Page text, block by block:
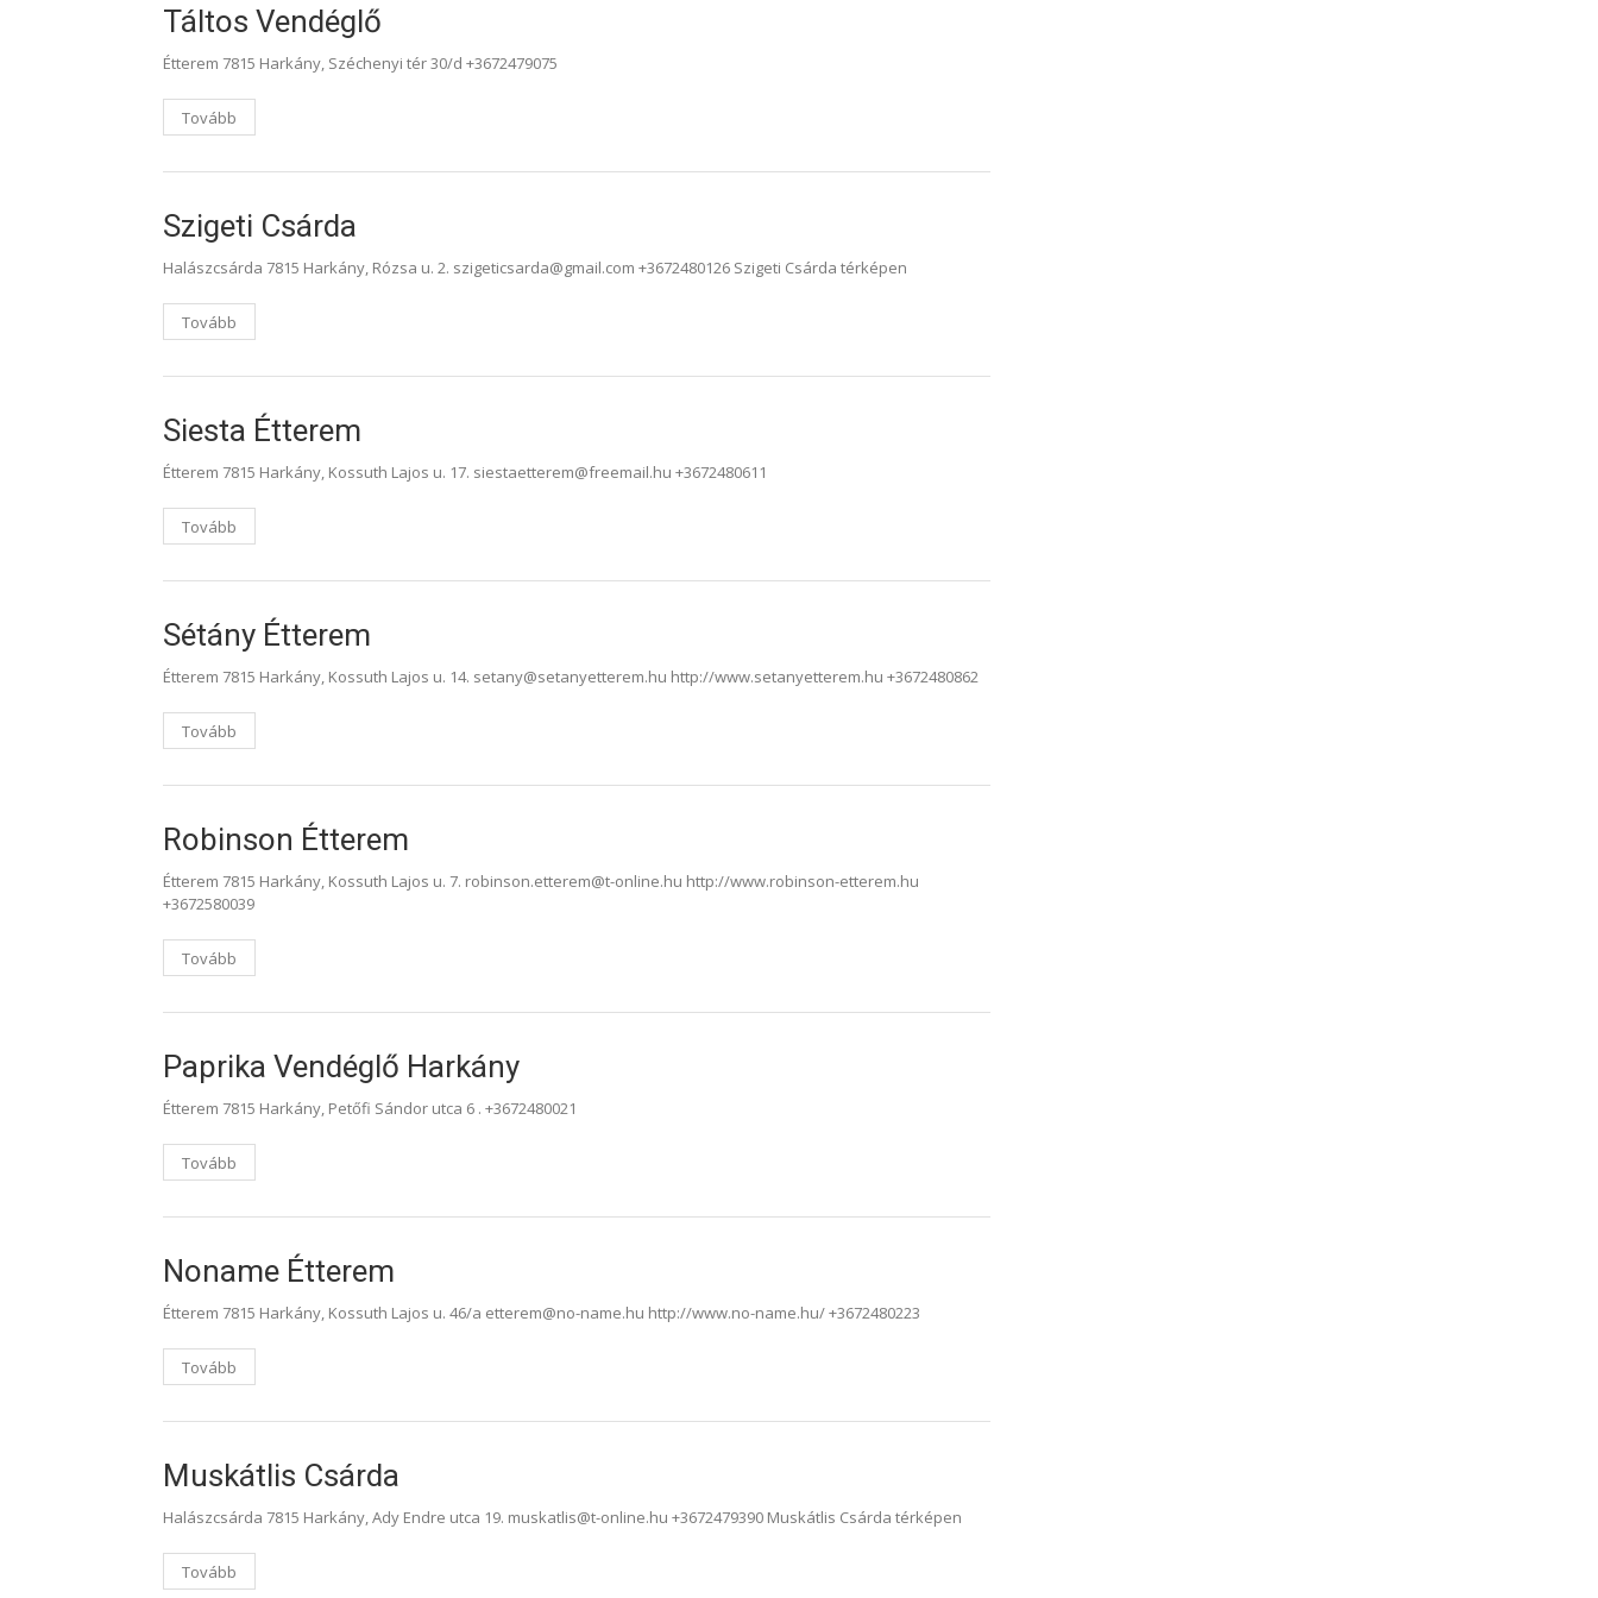
Táltos Vendéglő
Étterem 7815 Harkány, Széchenyi tér 30/d +3672479075
Tovább
Szigeti Csárda
Halászcsárda 7815 Harkány, Rózsa u. 2. szigeticsarda@gmail.com +3672480126 Szigeti Csárda térképen
Tovább
Siesta Étterem
Étterem 7815 Harkány, Kossuth Lajos u. 17. siestaetterem@freemail.hu +3672480611
Tovább
Sétány Étterem
Étterem 7815 Harkány, Kossuth Lajos u. 14. setany@setanyetterem.hu http://www.setanyetterem.hu +3672480862
Tovább
Robinson Étterem
Étterem 7815 Harkány, Kossuth Lajos u. 7. robinson.etterem@t-online.hu http://www.robinson-etterem.hu
+3672580039
Tovább
Paprika Vendéglő Harkány
Étterem 7815 Harkány, Petőfi Sándor utca 6 . +3672480021
Tovább
Noname Étterem
Étterem 7815 Harkány, Kossuth Lajos u. 46/a etterem@no-name.hu http://www.no-name.hu/ +3672480223
Tovább
Muskátlis Csárda
Halászcsárda 7815 Harkány, Ady Endre utca 19. muskatlis@t-online.hu +3672479390 Muskátlis Csárda térképen
Tovább